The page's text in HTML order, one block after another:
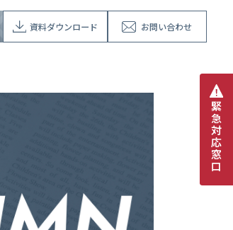
資料ダウンロード お問い合わせ
緊
急
対
応
窓
口